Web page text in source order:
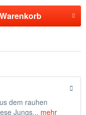
Warenkorb
dem rauhen
Jungs... mehr